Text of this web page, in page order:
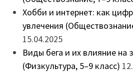
Хобби и интернет: как
увлечения
15.04.2025
Виды бега и их влияние на
(Физкультура, 5–9 класс)